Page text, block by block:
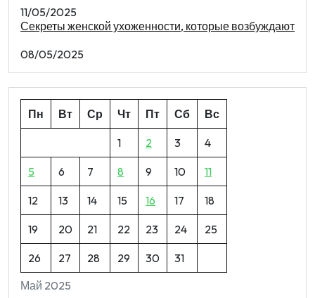
11/05/2025
Секреты женской ухоженности, которые возбуждают
08/05/2025
Май 2025
Пн Вт Ср Чт Пт Сб Вс
1 2 3 4
5 6 7 8 9 10 11
12 13 14 15 16 17 18
19 20 21 22 23 24 25
26 27 28 29 30 31